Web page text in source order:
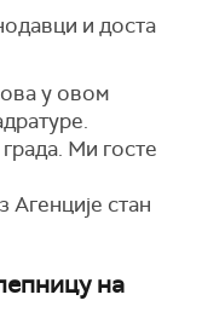
и доста
у овом
Ми госте
Агенције стан
на